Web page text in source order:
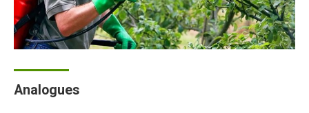
Analogues